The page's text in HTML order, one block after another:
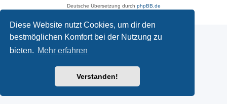
Diese Website nutzt Cookies, um dir den
bestmöglichen Komfort bei der Nutzung zu
bieten. Mehr erfahren
Verstanden!
Deutsche Übersetzung durch phpBB.de